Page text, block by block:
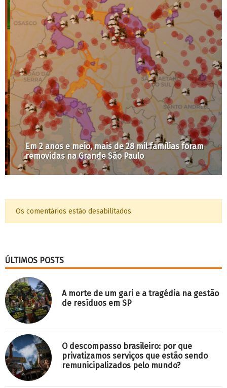
Em 2 anos e meio, mais de 28 mil famílias foram
removidas na Grande São Paulo
Os comentários estão desabilitados.
ÚLTIMOS POSTS
A morte de um gari e a tragédia na gestão
de resíduos em SP
O descompasso brasileiro: por que
privatizamos serviços que estão sendo
remunicipalizados pelo mundo?